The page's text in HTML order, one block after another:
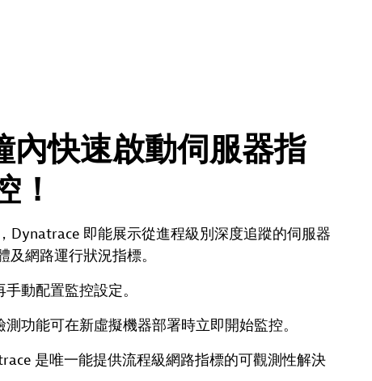
內快速啟動伺服器指
！
Dynatrace 即能展示從進程級別深度追蹤的伺服器
及網路運行狀況指標。
手動配置監控設定。
測功能可在新虛擬機器部署時立即開始監控。
是唯一能提供流程級網路指標的可觀測性解決